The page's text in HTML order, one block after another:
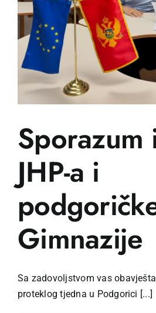
Sporazum
JHP-a i
Gimnazije
Sa zadovoljstvom vas
proteklog tjedna u Podgorici [...]